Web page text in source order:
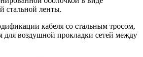
стальной ленты.
кабеля со стальным тросом,
для воздушной прокладки сетей между